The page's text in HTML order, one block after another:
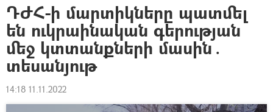
ԴԺՀ-ի մարտիկները պատմել
են ուկրաինական գերության
մեջ կտտանքների մասին․
տեսանյութ
14:18 11.11.2022